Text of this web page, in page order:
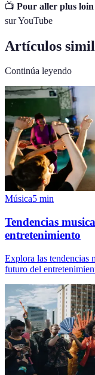
📺 Pour aller plus loin
sur YouTube
Artículos
Continúa leyendo
Música5 min
Tendencias
entretenimiento
Explora las tendencias
futuro del